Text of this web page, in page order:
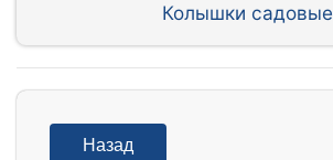
Колышки садовые
Назад